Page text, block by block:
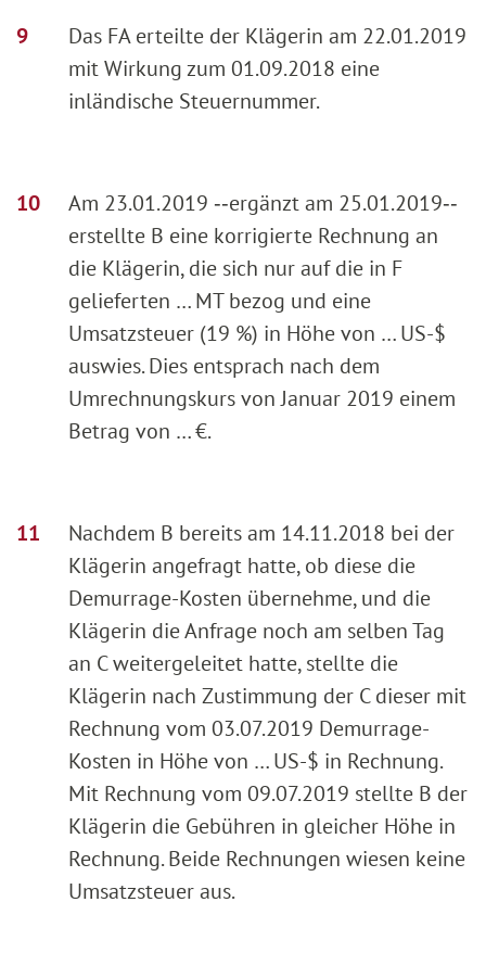
Das FA erteilte der Klägerin am 22.01.2019
mit Wirkung zum 01.09.2018 eine
inländische Steuernummer.
Am 23.01.2019 ‑‑ergänzt am 25.01.2019‑‑
erstellte B eine korrigierte Rechnung an
die Klägerin, die sich nur auf die in F
gelieferten … MT bezog und eine
Umsatzsteuer (19 %) in Höhe von … US-$
auswies. Dies entsprach nach dem
Umrechnungskurs von Januar 2019 einem
Betrag von … €.
Nachdem B bereits am 14.11.2018 bei der
Klägerin angefragt hatte, ob diese die
Demurrage-Kosten übernehme, und die
Klägerin die Anfrage noch am selben Tag
an C weitergeleitet hatte, stellte die
Klägerin nach Zustimmung der C dieser mit
Rechnung vom 03.07.2019 Demurrage-
Kosten in Höhe von … US-$ in Rechnung.
Mit Rechnung vom 09.07.2019 stellte B der
Klägerin die Gebühren in gleicher Höhe in
Rechnung. Beide Rechnungen wiesen keine
Umsatzsteuer aus.